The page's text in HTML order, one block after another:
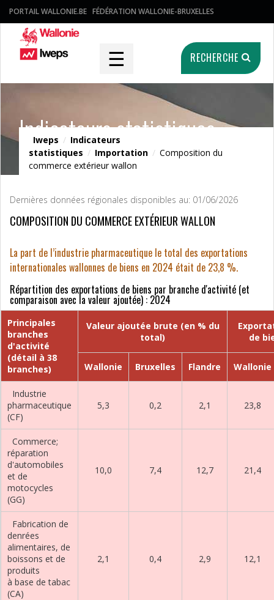
PORTAIL WALLONIE.BE FÉDÉRATION WALLONIE-BRUXELLES
☰ RECHERCHE
Indicateurs statistiques
Iweps / Indicateurs
statistiques / Importation / Composition du
commerce extérieur wallon
Dernières données régionales disponibles au: 01/06/2026
COMPOSITION DU COMMERCE EXTÉRIEUR WALLON
La part de l’industrie pharmaceutique le total des exportations
internationales wallonnes de biens en 2024 était de 23,8 %.
Répartition des exportations de biens par branche d'activité (et
comparaison avec la valeur ajoutée) : 2024
Principales
branches
d'activité
(détail à 38
branches)
Valeur ajoutée brute (en % du
total)
de
Wallonie Bruxelles Flandre Wallonie
Industrie
pharmaceutique
(CF)
5,3 0,2 2,1 23,8
Commerce;
réparation
d'automobiles
et de
motocycles
(GG)
10,0 7,4 12,7 21,4
Fabrication de
denrées
alimentaires, de
boissons et de
produits
à base de tabac
(CA)
2,1 0,4 2,9 12,1